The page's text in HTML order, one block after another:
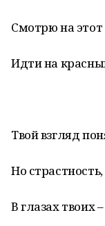
Смотрю на этот
Идти на
Твой взгляд
Но
В глазах твоих